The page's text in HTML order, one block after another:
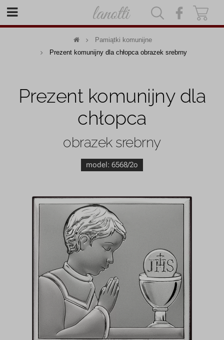
Pamiątki komunijne
Prezent komunijny dla chłopca obrazek srebrny
Prezent komunijny dla
chłopca
obrazek srebrny
model: 6568/2o